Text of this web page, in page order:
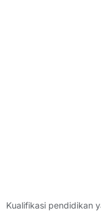
Kualifikasi pendidikan